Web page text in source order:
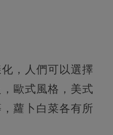
，人們可以選擇
歐式風格，美式
蘿卜白菜各有所